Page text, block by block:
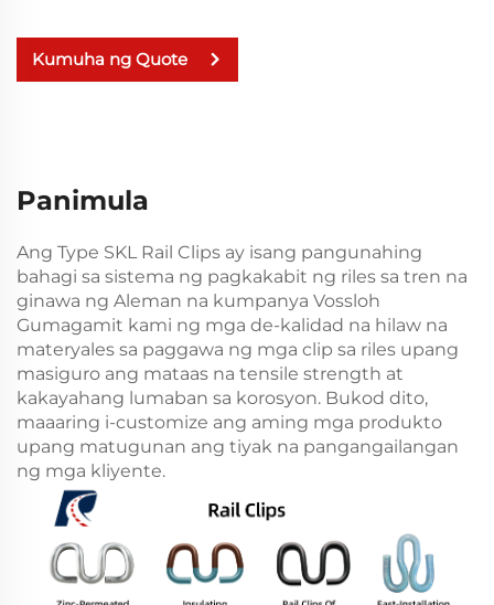
Kumuha ng Quote
Panimula
Ang Type SKL Rail Clips ay isang pangunahing
bahagi sa sistema ng pagkakabit ng riles sa tren na
ginawa ng Aleman na kumpanya Vossloh
Gumagamit kami ng mga de-kalidad na hilaw na
materyales sa paggawa ng mga clip sa riles upang
masiguro ang mataas na tensile strength at
kakayahang lumaban sa korosyon. Bukod dito,
maaaring i-customize ang aming mga produkto
upang matugunan ang tiyak na pangangailangan
ng mga kliyente.